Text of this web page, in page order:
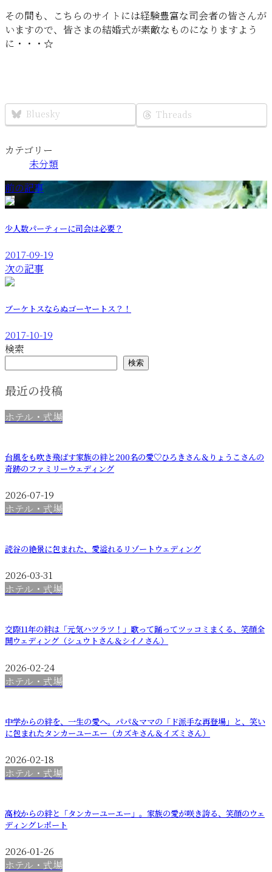
その間も、こちらのサイトには経験豊富な司会者の皆さんが
いますので、皆さまの結婚式が素敵なものになりますよう
に・・・☆
Bluesky Threads
カテゴリー
未分類
前の記事
少人数パーティーに司会は必要？
2017-09-19
次の記事
ブーケトスならぬゴーヤートス？！
2017-10-19
検索
検索
最近の投稿
ホテル・式場
台風をも吹き飛ばす家族の絆と200名の愛♡ひろきさん＆りょうこさんの
奇跡のファミリーウェディング
2026-07-19
ホテル・式場
読谷の絶景に包まれた、愛溢れるリゾートウェディング
2026-03-31
ホテル・式場
交際11年の絆は「元気ハツラツ！」歌って踊ってツッコミまくる、笑顔全
開ウェディング（シュウトさん＆シイノさん）
2026-02-24
ホテル・式場
中学からの絆を、一生の愛へ。パパ＆ママの「ド派手な再登場」と、笑い
に包まれたタンカーユーエー（カズキさん＆イズミさん）
2026-02-18
ホテル・式場
高校からの絆と「タンカーユーエー」。家族の愛が咲き誇る、笑顔のウェ
ディングレポート
2026-01-26
ホテル・式場